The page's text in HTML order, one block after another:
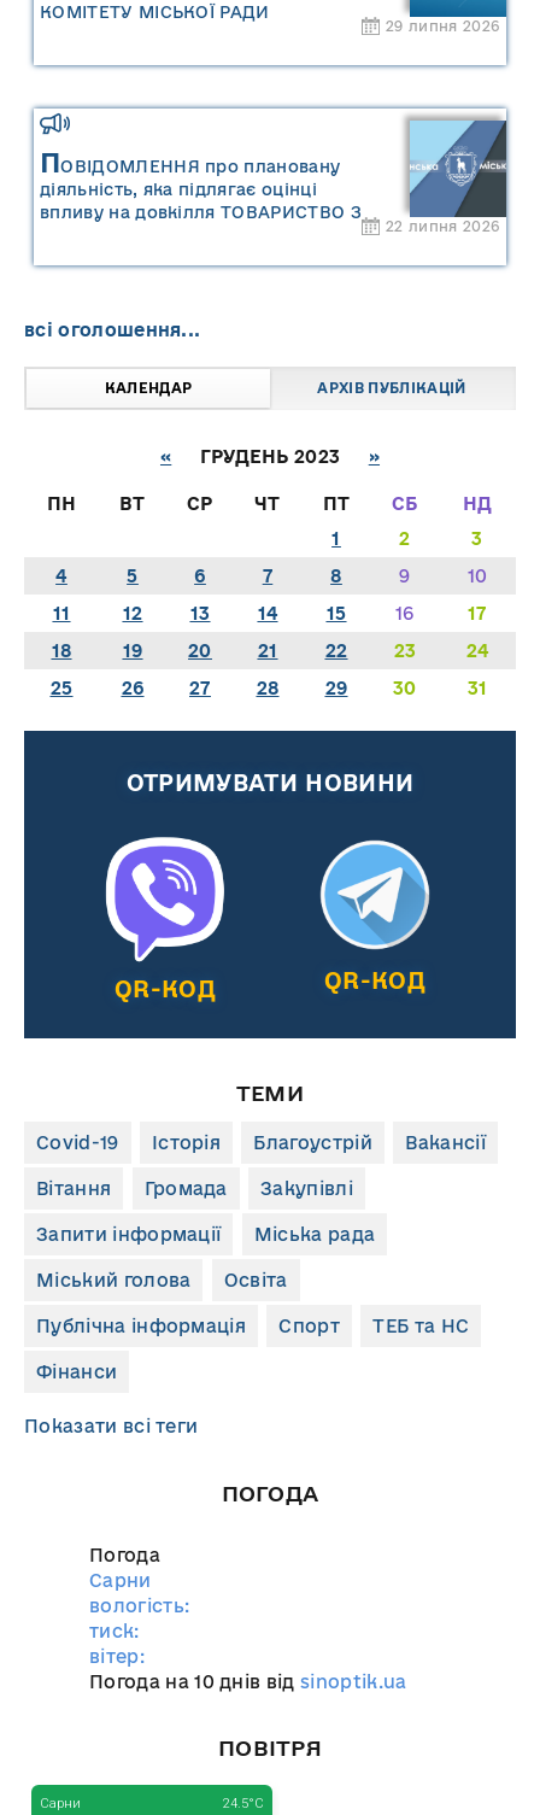
КОМІТЕТУ МІСЬКОЇ РАДИ
29 липня 2026
ПОВІДОМЛЕННЯ про плановану
діяльність, яка підлягає оцінці
впливу на довкілля ТОВАРИСТВО З
22 липня 2026
всі оголошення...
КАЛЕНДАР АРХІВ ПУБЛІКАЦІЙ
« ГРУДЕНЬ 2023 »
ПН ВТ СР ЧТ ПТ СБ
НД
1
2
3
4
5 6 7 8 9
10
11
12 13 14 15 16
17
18
19 20 21 22 23
24
25
26 27 28 29 30 31
ОТРИМУВАТИ НОВИНИ
QR-КОД QR-КОД
ТЕМИ
Covid-19 Історія Благоустрій Вакансії
Вітання Громада Закупівлі
Запити інформації Міська рада
Міський голова Освіта
Публічна інформація Спорт ТЕБ та НС
Фінанси
Показати всі теги
ПОГОДА
Погода
Сарни
вологість:
тиск:
вітер:
Погода на 10 днів відsinoptik.ua
ПОВІТРЯ